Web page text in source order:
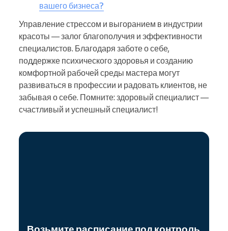
вашего бизнеса?
Управление стрессом и выгоранием в индустрии
красоты — залог благополучия и эффективности
специалистов. Благодаря заботе о себе,
поддержке психического здоровья и созданию
комфортной рабочей среды мастера могут
развиваться в профессии и радовать клиентов, не
забывая о себе. Помните: здоровый специалист —
счастливый и успешный специалист!